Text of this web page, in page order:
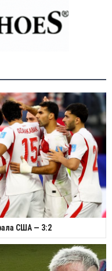
США — 3:2